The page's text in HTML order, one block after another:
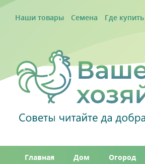
Наши товары Семена Где купить
Главная Дом Огород